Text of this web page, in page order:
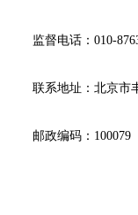
监督电话：010-
联系地址：北京市
邮政编码：100079